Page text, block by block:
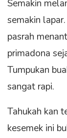
Semakin
semakin
pasrah
primadona
Tumpukan
sangat rapi.
Tahukah kan
kesemek ini